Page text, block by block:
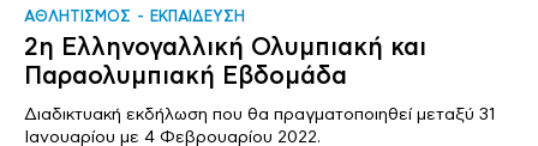
ΑΘΛΗΤΙΣΜΟΣ ΕΚΠΑΙΔΕΥΣΗ
2η Ελληνογαλλική Ολυμπιακή και
Παραολυμπιακή Εβδομάδα
Διαδικτυακή εκδήλωση που θα πραγματοποιηθεί μεταξύ 31
Ιανουαρίου με 4 Φεβρουαρίου 2022.